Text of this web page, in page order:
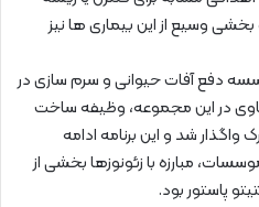
وسیع از این بیماری ها نیز
دفع آفات حیوانی و سرم سازی در
در این مجموعه، وظیفه ساخت
شد و این برنامه ادامه
مبارزه با زئونوزها بخشی از
پاستور بود.